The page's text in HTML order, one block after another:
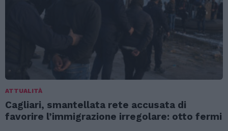
ATTUALITÀ
Cagliari, smantellata rete accusata di
favorire l’immigrazione irregolare: otto fermi